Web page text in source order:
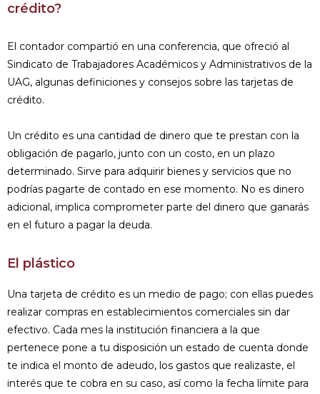
crédito?
El contador compartió en una conferencia, que ofreció al
Sindicato de Trabajadores Académicos y Administrativos de la
UAG, algunas definiciones y consejos sobre las tarjetas de
crédito.
Un crédito es una cantidad de dinero que te prestan con la
obligación de pagarlo, junto con un costo, en un plazo
determinado. Sirve para adquirir bienes y servicios que no
podrías pagarte de contado en ese momento. No es dinero
adicional, implica comprometer parte del dinero que ganarás
en el futuro a pagar la deuda.
El plástico
Una tarjeta de crédito es un medio de pago; con ellas puedes
realizar compras en establecimientos comerciales sin dar
efectivo. Cada mes la institución financiera a la que
pertenece pone a tu disposición un estado de cuenta donde
te indica el monto de adeudo, los gastos que realizaste, el
interés que te cobra en su caso, así como la fecha límite para